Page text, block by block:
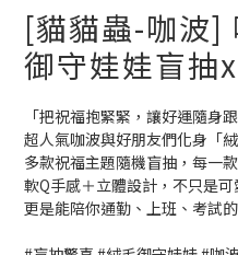
1
0
5
3
1
0
加入卡特島會員，台
[貓貓蟲-咖波]
御守娃娃盲抽
「把祝福抱緊緊，讓好運隨身跟
超人氣咖波與好朋友們化身「
多款祝福主題隨機盲抽，每一
軟Q手感＋立體設計，不只是可
更是能陪你通勤、上班、考試